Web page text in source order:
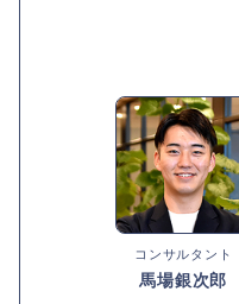
コンサルタント
馬場銀次郎